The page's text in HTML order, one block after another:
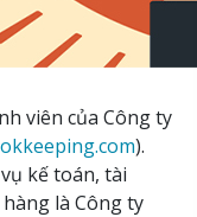
viên của Công ty
).
kế toán, tài
là Công ty